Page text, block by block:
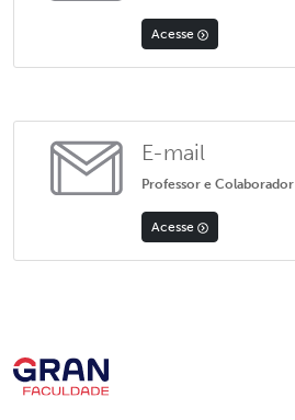
Acesse
E-mail
Professor e Colaborador
Acesse